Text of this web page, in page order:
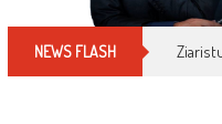
NEWS FLASH